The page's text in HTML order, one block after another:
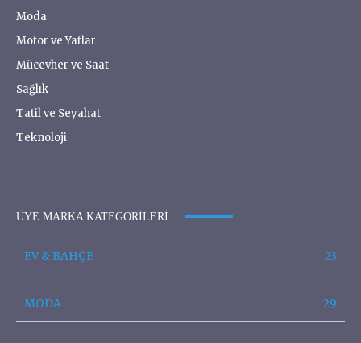
Moda
Motor ve Yatlar
Mücevher ve Saat
Sağlık
Tatil ve Seyahat
Teknoloji
ÜYE MARKA KATEGORILERI
EV & BAHÇE 23
MODA 29